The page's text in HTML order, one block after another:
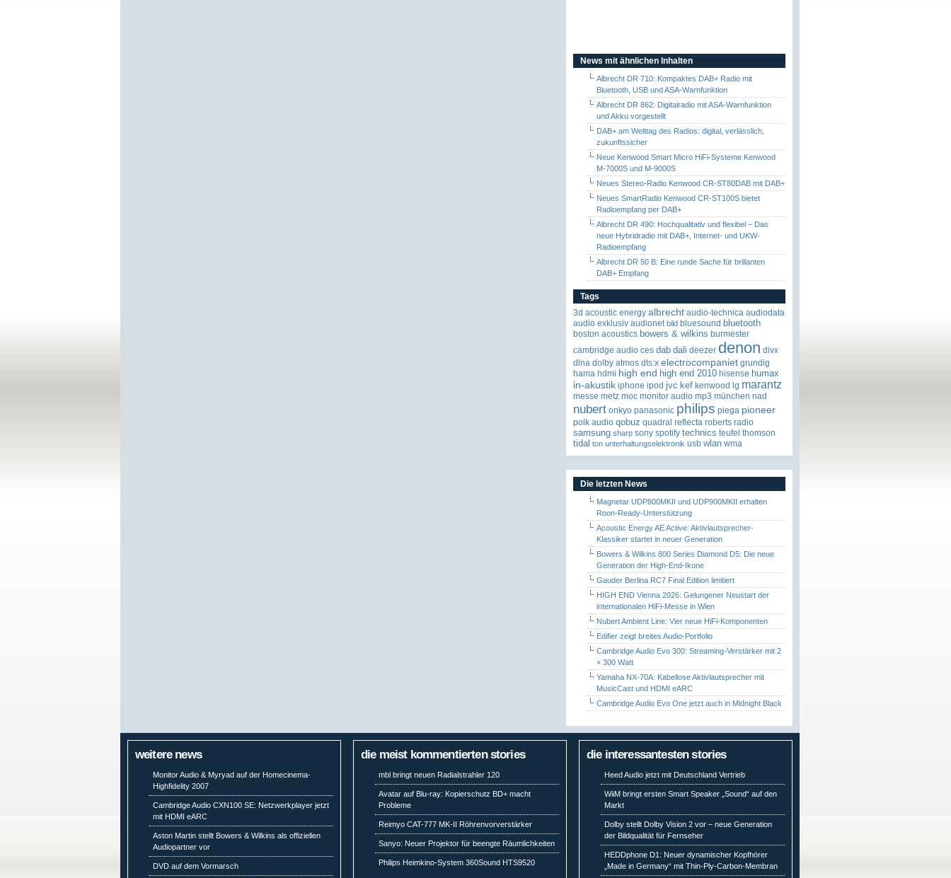
News mit ähnlichen Inhalten
Albrecht DR 710: Kompaktes DAB+ Radio mit
Bluetooth, USB und ASA-Warnfunktion
Albrecht DR 862: Digitalradio mit ASA-Warnfunktion
und Akku vorgestellt
DAB+ am Welttag des Radios: digital, verlässlich,
zukunftssicher
Neue Kenwood Smart Micro HiFi-Systeme Kenwood
M-7000S und M-9000S
Neues Stereo-Radio Kenwood CR-ST80DAB mit DAB+
Neues SmartRadio Kenwood CR-ST100S bietet
Radioempfang per DAB+
Albrecht DR 490: Hochqualitativ und flexibel – Das
neue Hybridradio mit DAB+, Internet- und UKW-
Radioempfang
Albrecht DR 50 B: Eine runde Sache für brillanten
DAB+ Empfang
Tags
3d acoustic energy albrecht audio-technica audiodata
audio exklusiv audionet bild bluesound bluetooth
boston acoustics bowers & wilkins burmester
cambridge audio ces dab dali deezer denon divx
dlna dolby atmos dts:x electrocompaniet grundig
hama hdmi high end high end 2010 hisense humax
in-akustik iphone ipod jvc kef kenwood lg marantz
messe metz moc monitor audio mp3 münchen nad
nubert onkyo panasonic philips piega pioneer
polk audio qobuz quadral reflecta roberts radio
samsung sharp sony spotify technics teufel thomson
tidal ton unterhaltungselektronik usb wlan wma
Die letzten News
Magnetar UDP800MKII und UDP900MKII erhalten
Roon-Ready-Unterstützung
Acoustic Energy AE Active: Aktivlautsprecher-
Klassiker startet in neuer Generation
Bowers & Wilkins 800 Series Diamond D5: Die neue
Generation der High-End-Ikone
Gauder Berlina RC7 Final Edition limitiert
HIGH END Vienna 2026: Gelungener Neustart der
internationalen HiFi-Messe in Wien
Nubert Ambient Line: Vier neue HiFi-Komponenten
Edifier zeigt breites Audio-Portfolio
Cambridge Audio Evo 300: Streaming-Verstärker mit 2
× 300 Watt
Yamaha NX-70A: Kabellose Aktivlautsprecher mit
MusicCast und HDMI eARC
Cambridge Audio Evo One jetzt auch in Midnight Black
weitere news
Monitor Audio & Myryad auf der Homecinema-
Highfidelity 2007
Cambridge Audio CXN100 SE: Netzwerkplayer jetzt
mit HDMI eARC
Aston Martin stellt Bowers & Wilkins als offiziellen
Audiopartner vor
DVD auf dem Vormarsch
die meist kommentierten stories
mbl bringt neuen Radialstrahler 120
Avatar auf Blu-ray: Kopierschutz BD+ macht
Probleme
Reimyo CAT-777 MK-II Röhrenvorverstärker
Sanyo: Neuer Projektor für beengte Räumlichkeiten
Philips Heimkino-System 360Sound HTS9520
die interessantesten stories
Heed Audio jetzt mit Deutschland Vertrieb
WiiM bringt ersten Smart Speaker „Sound“ auf den
Markt
Dolby stellt Dolby Vision 2 vor – neue Generation
der Bildqualität für Fernseher
HEDDphone D1: Neuer dynamischer Kopfhörer
„Made in Germany“ mit Thin-Ply-Carbon-Membran